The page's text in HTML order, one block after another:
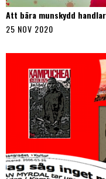
Att bära munskydd
25 NOV 2020